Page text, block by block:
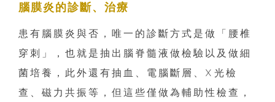
腦膜炎的診斷、治療
患有腦膜炎與否，唯一的診斷方式是做「腰椎
穿刺」，也就是抽出腦脊髓液做檢驗以及做細
菌培養，此外還有抽血、電腦斷層、X光檢
查、磁力共振等，但這些僅做為輔助性檢查，